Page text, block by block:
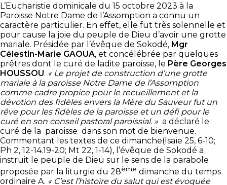
L’Eucharistie dominicale du 15 octobre 2023 à la
Paroisse Notre Dame de l’Assomption a connu un
caractère particulier. En effet, elle fut très solennelle et
pour cause la joie du peuple de Dieu d’avoir une grotte
mariale. Présidée par l’évêque de Sokodé, Mgr
Célestin-Marie GAOUA, et concélébrée par quelques
prêtres dont le curé de ladite paroisse, le Père Georges
HOUSSOU. « Le projet de construction d’une grotte
mariale à la paroisse Notre Dame de l’Assomption
comme cadre propice pour le recueillement et la
dévotion des fidèles envers la Mère du Sauveur fut un
rêve pour les fidèles de la paroisse et un défi pour le
curé en son conseil pastoral paroissial. » a déclaré le
curé de la paroisse dans son mot de bienvenue.
Commentant les textes de ce dimanche(Isaïe 25, 6-10;
Ph 2, 12-14.19-20; Mt 22, 1-14), l’évêque de Sokodé a
instruit le peuple de Dieu sur le sens de la parabole
proposée par la liturgie du 28ème dimanche du temps
ordinaire A. « C’est l’histoire du salut qui est évoquée